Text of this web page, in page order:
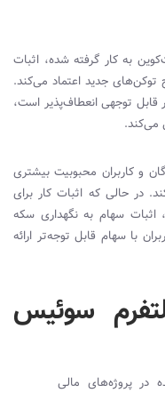
به کار گرفته شده، اثبات
توکن‌های جدید اعتماد می‌کند.
قابل توجهی انعطاف‌پذیر است،
می‌کند.
و کاربران محبوبیت بیشتری
در حالی که اثبات کار برای
اثبات سهام به نگهداری سکه
با سهام قابل توجه‌تر ارائه
سوئیس
در پروژه‌های مالی